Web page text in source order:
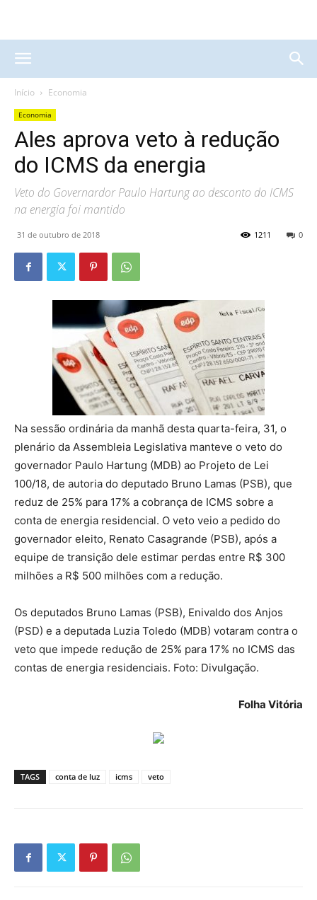
Início Economia
Economia
Ales aprova veto à redução
do ICMS da energia
Veto do Governardor Paulo Hartung ao desconto do ICMS
na energia foi mantido
31 de outubro de 2018 0
1211
Na sessão ordinária da manhã desta quarta-feira, 31, o
plenário da Assembleia Legislativa manteve o veto do
governador Paulo Hartung (MDB) ao Projeto de Lei
100/18, de autoria do deputado Bruno Lamas (PSB), que
reduz de 25% para 17% a cobrança de ICMS sobre a
conta de energia residencial. O veto veio a pedido do
governador eleito, Renato Casagrande (PSB), após a
equipe de transição dele estimar perdas entre R$ 300
milhões a R$ 500 milhões com a redução.
Os deputados Bruno Lamas (PSB), Enivaldo dos Anjos
(PSD) e a deputada Luzia Toledo (MDB) votaram contra o
veto que impede redução de 25% para 17% no ICMS das
contas de energia residenciais. Foto: Divulgação.
Folha Vitória
TAGS conta de luz icms veto